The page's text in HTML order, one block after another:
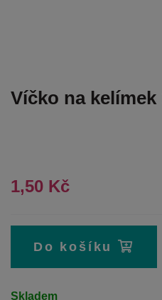
Víčko na kelímek
1,50 Kč
Do košíku
Skladem